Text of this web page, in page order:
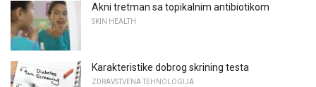
Akni tretman sa topikalnim antibiotikom
SKIN HEALTH
Karakteristike dobrog skrining testa
ZDRAVSTVENA TEHNOLOGIJA